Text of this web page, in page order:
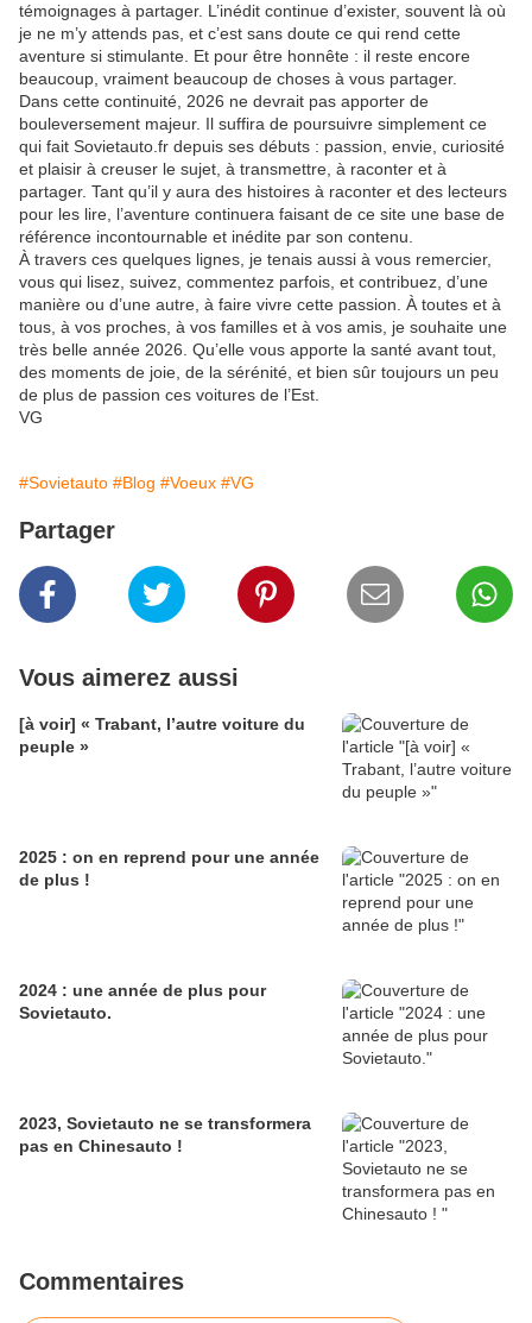
témoignages à partager. L’inédit continue d’exister, souvent là où
je ne m’y attends pas, et c’est sans doute ce qui rend cette
aventure si stimulante. Et pour être honnête : il reste encore
beaucoup, vraiment beaucoup de choses à vous partager.
Dans cette continuité, 2026 ne devrait pas apporter de
bouleversement majeur. Il suffira de poursuivre simplement ce
qui fait Sovietauto.fr depuis ses débuts : passion, envie, curiosité
et plaisir à creuser le sujet, à transmettre, à raconter et à
partager. Tant qu’il y aura des histoires à raconter et des lecteurs
pour les lire, l’aventure continuera faisant de ce site une base de
référence incontournable et inédite par son contenu.
À travers ces quelques lignes, je tenais aussi à vous remercier,
vous qui lisez, suivez, commentez parfois, et contribuez, d’une
manière ou d’une autre, à faire vivre cette passion. À toutes et à
tous, à vos proches, à vos familles et à vos amis, je souhaite une
très belle année 2026. Qu’elle vous apporte la santé avant tout,
des moments de joie, de la sérénité, et bien sûr toujours un peu
de plus de passion ces voitures de l’Est.
VG
#Sovietauto #Blog #Voeux #VG
Partager
Vous aimerez aussi
[à voir] « Trabant, l’autre voiture du
peuple »
2025 : on en reprend pour une année
de plus !
2024 : une année de plus pour
Sovietauto.
2023, Sovietauto ne se transformera
pas en Chinesauto !
Commentaires